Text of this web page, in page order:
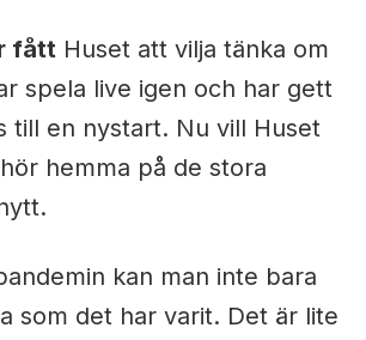
fåttHuset att vilja tänka om
spela live igen och har gett
till en nystart. Nu vill Huset
hemma på de stora
kan man inte bara
som det har varit. Det är lite